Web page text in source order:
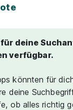
deine
verfügbar.
könnten für
deine
ob alles richtig